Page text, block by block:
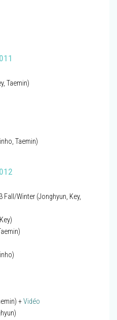
Taemin)
Taemin)
Winter (Jonghyun, Key,
+Vidéo